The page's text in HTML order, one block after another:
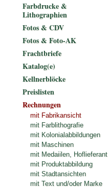
Farbdrucke &
Lithographien
Fotos & CDV
Fotos & Foto-AK
Frachtbriefe
Katalog(e)
Kellnerblöcke
Preislisten
Rechnungen
mit Fabrikansicht
mit Farblithografie
mit Kolonialabbildungen
mit Maschinen
mit Medaiilen, Hoflieferant
mit Produktabbildung
mit Stadtansichten
mit Text und/oder Marke